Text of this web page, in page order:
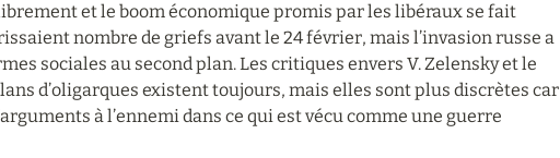
et le boom économique promis par les libéraux se fait
nombre de griefs avant le 24 février, mais l’invasion russe a
sociales au second plan. Les critiques envers V. Zelensky et le
d’oligarques existent toujours, mais elles sont plus discrètes car
à l’ennemi dans ce qui est vécu comme une guerre